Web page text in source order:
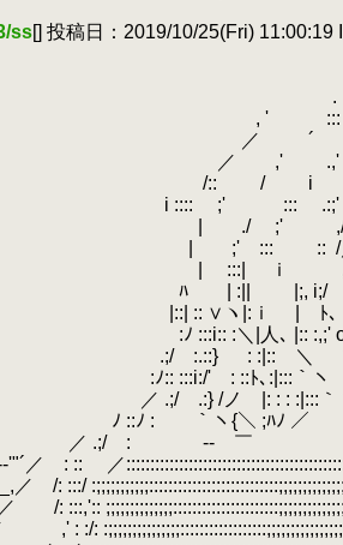
ss[] 投稿日：2019/10/25(Fri) 11:00:19
ヽ、
.
i:: :ﾊ :i
ﾉ :i
/:i .:ｉ ﾘ::
|‐ 丶 ﾉ－|-
::: :: .
|:/,ｨﾁミ } / ,ｨ
i::::ｒﾘ i i ﾉ ,iｒ
ﾄ､ .j {,ﾉ:;i ;'"´ }-.{ l,
|:: :,;' oﾟ ゛-‐::::::::ﾉ
ヽ、 --‐'´ -‐,
ﾄ､:|:::｀ヽ ＼
: : :|:::｀ヽ ｀ ゝ-
ヽ{＼ ;ﾊﾉ
:
-‐ ￣